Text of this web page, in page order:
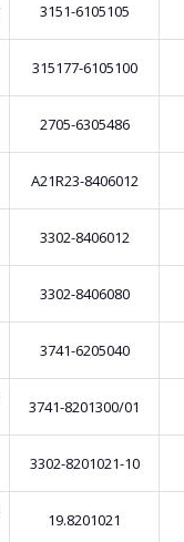
3151-6105105
315177-6105100
2705-6305486
A21R23-8406012
3302-8406012
3302-8406080
3741-6205040
3741-8201300/01
3302-8201021-10
19.8201021